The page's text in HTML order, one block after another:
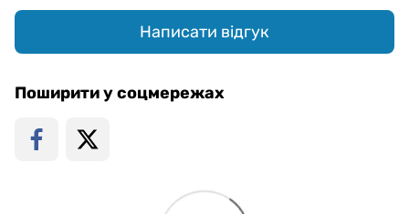
Написати відгук
Поширити у соцмережах